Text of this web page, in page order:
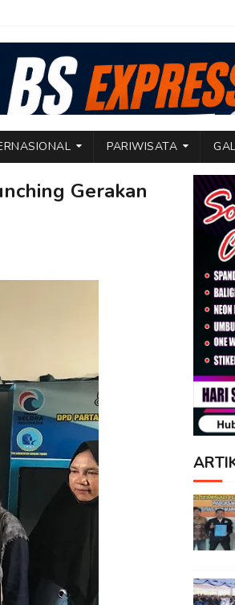
PARIWISATA
Gerakan